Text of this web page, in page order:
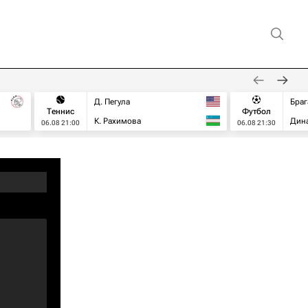
Теннис
06.08 21:00
Д. Пегула
К. Рахимова
Футбол
06.08 21:30